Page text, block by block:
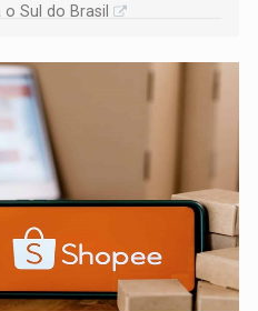
Sul do Brasil